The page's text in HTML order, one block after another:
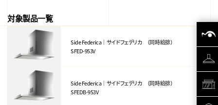
対象製品一覧
Side Federica｜サイドフェデリカ （同時給排）
SFED-953V
Side Federica｜サイドフェデリカ （同時給排）
SFEDB-953V